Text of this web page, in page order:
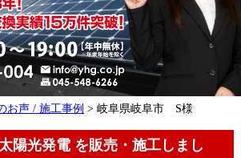
お声 / 施工事例 > 岐阜県岐阜市 S様
陽光発電 を販売・施工しまし